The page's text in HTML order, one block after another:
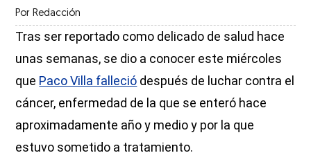
Por Redacción
Tras ser reportado como delicado de salud hace
unas semanas, se dio a conocer este miércoles
que Paco Villa falleció después de luchar contra el
cáncer, enfermedad de la que se enteró hace
aproximadamente año y medio y por la que
estuvo sometido a tratamiento.